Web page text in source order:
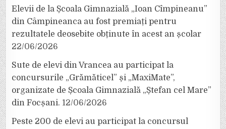
Elevii de la Școala Gimnazială „Ioan Cîmpineanu”
din Câmpineanca au fost premiați pentru
rezultatele deosebite obținute în acest an școlar
22/06/2026
Sute de elevi din Vrancea au participat la
concursurile „Grămăticel” și „MaxiMate”,
organizate de Școala Gimnazială „Ștefan cel Mare”
din Focșani. 12/06/2026
Peste 200 de elevi au participat la concursul